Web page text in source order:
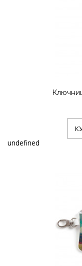
undefined